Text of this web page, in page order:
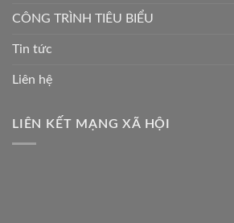
CÔNG TRÌNH TIÊU BIỂU
Tin tức
Liên hệ
LIÊN KẾT MẠNG XÃ HỘI